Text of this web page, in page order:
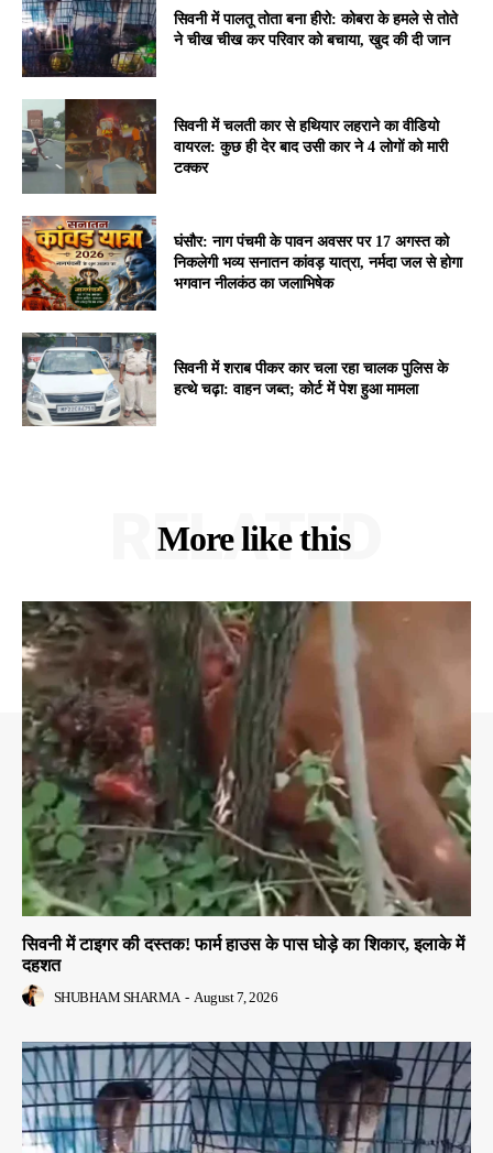
सिवनी में पालतू तोता बना हीरो: कोबरा के हमले से तोते
ने चीख चीख कर परिवार को बचाया, खुद की दी जान
सिवनी में चलती कार से हथियार लहराने का वीडियो
वायरल: कुछ ही देर बाद उसी कार ने 4 लोगों को मारी
टक्कर
घंसौर: नाग पंचमी के पावन अवसर पर 17 अगस्त को
निकलेगी भव्य सनातन कांवड़ यात्रा, नर्मदा जल से होगा
भगवान नीलकंठ का जलाभिषेक
सिवनी में शराब पीकर कार चला रहा चालक पुलिस के
हत्थे चढ़ा: वाहन जब्त; कोर्ट में पेश हुआ मामला
More like this
RELATED
सिवनी में टाइगर की दस्तक! फार्म हाउस के पास घोड़े का शिकार, इलाके में
दहशत
SHUBHAM SHARMA - August 7, 2026